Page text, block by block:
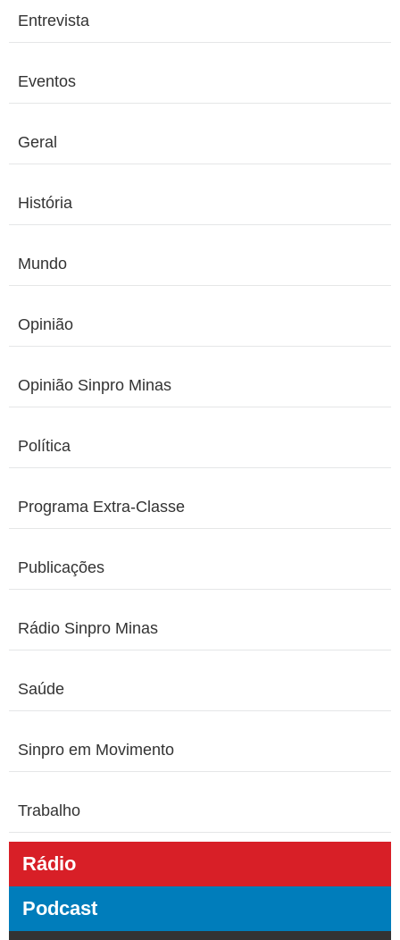
Entrevista
Eventos
Geral
História
Mundo
Opinião
Opinião Sinpro Minas
Política
Programa Extra-Classe
Publicações
Rádio Sinpro Minas
Saúde
Sinpro em Movimento
Trabalho
Rádio
Podcast